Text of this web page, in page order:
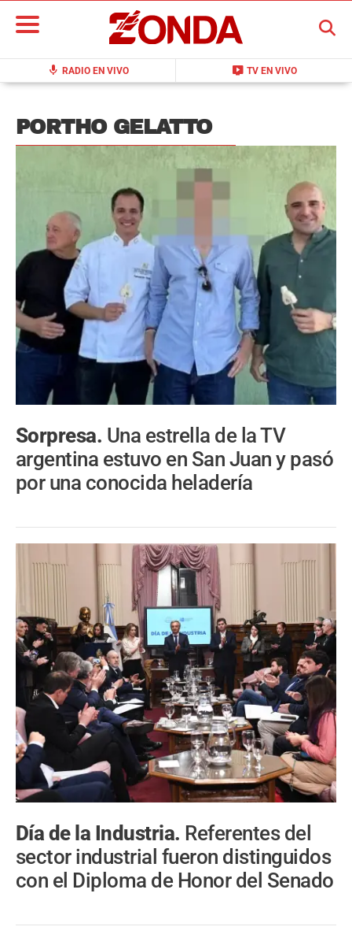
mic RADIO EN VIVO live_tv TV EN VIVO
BUSCAR
PORTHO GELATTO
Sorpresa. Una estrella de la TV
argentina estuvo en San Juan y pasó
por una conocida heladería
Día de la Industria. Referentes del
sector industrial fueron distinguidos
con el Diploma de Honor del Senado